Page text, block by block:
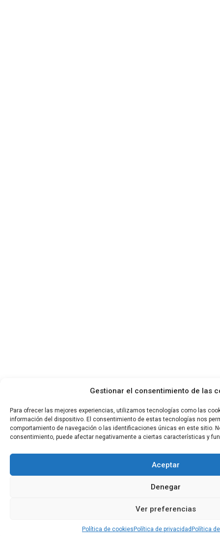
Gestionar el consentimiento de las
Para ofrecer las mejores experiencias, utilizamos tecnologías como las
información del dispositivo. El consentimiento de estas tecnologías nos
comportamiento de navegación o las identificaciones únicas en este sitio.
consentimiento, puede afectar negativamente a ciertas características y
Aceptar
Denegar
Ver preferencias
Política de cookies Política de privacidad Política